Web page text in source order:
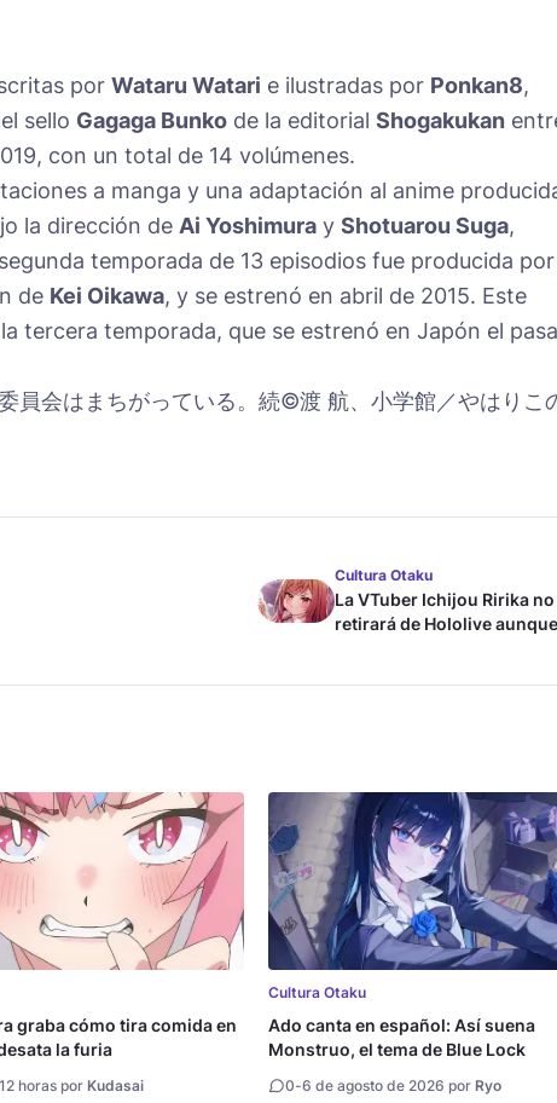
por Wataru Watari e ilustradas por Ponkan8,
sello Gagaga Bunko de la editorial Shogakukan
con un total de 14 volúmenes.
a manga y una adaptación al anime
la dirección de Ai Yoshimura y Shotuarou Suga,
temporada de 13 episodios fue producida por
de Kei Oikawa, y se estrenó en abril de 2015. Este
tercera temporada, que se estrenó en Japón el
員会はまちがっている。続©渡 航、小学館／やはりこ
Cultura Otaku
La VTuber Ichijou Ririka no
retirará de Hololive
graba cómo tira comida en
la furia
horas por Kudasai
Cultura Otaku
Ado canta en español: Así suena
Monstruo, el tema de Blue Lock
0-6 de agosto de 2026 por Ryo